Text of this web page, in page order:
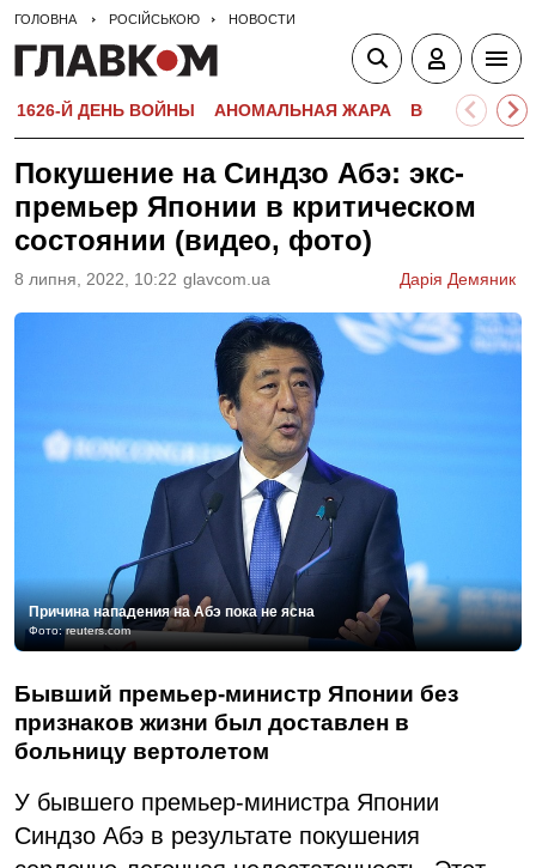
ГОЛОВНА РОСІЙСЬКОЮ НОВОСТИ
1626-Й ДЕНЬ ВОЙНЫ АНОМАЛЬНАЯ ЖАРА
Покушение на Синдзо Абэ: экс-
премьер Японии в критическом
состоянии (видео, фото)
8 липня, 2022, 10:22 glavcom.ua Дарія Демяник
Причина нападения на Абэ пока не ясна
Фото: reuters.com
Бывший премьер-министр Японии без
признаков жизни был доставлен в
больницу вертолетом
У бывшего премьер-министра Японии
Синдзо Абэ в результате покушения